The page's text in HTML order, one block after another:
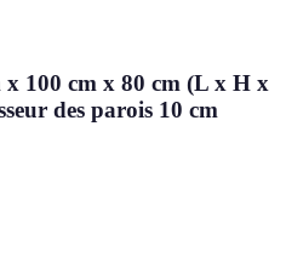
100 cm x 80 cm (L x H x
des parois 10 cm